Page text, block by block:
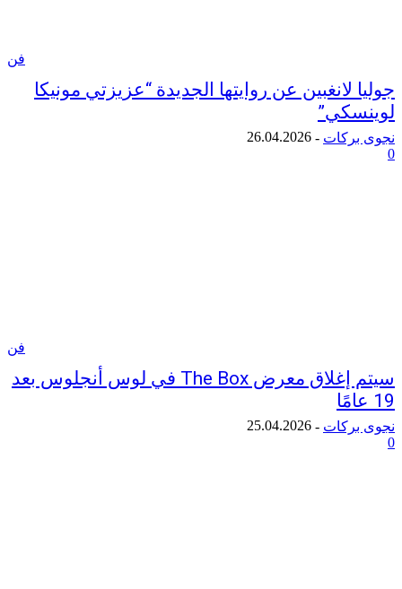
لانغبين عن روايتها الجديدة “عزيزتي مونيكا
-
26.04.2026
سيتم إغلاق معرض The Box في لوس أنجلوس بعد
-
25.04.2026